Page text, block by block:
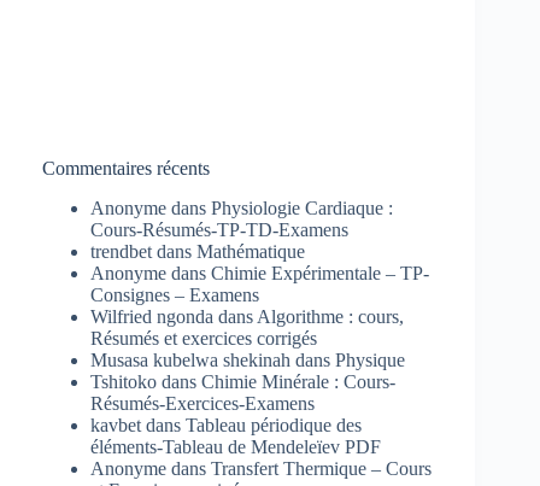
Commentaires récents
Anonyme dans Physiologie Cardiaque :
Cours-Résumés-TP-TD-Examens
trendbet dans Mathématique
Anonyme dans Chimie Expérimentale – TP-
Consignes – Examens
Wilfried ngonda dans Algorithme : cours,
Résumés et exercices corrigés
Musasa kubelwa shekinah dans Physique
Tshitoko dans Chimie Minérale : Cours-
Résumés-Exercices-Examens
kavbet dans Tableau périodique des
éléments-Tableau de Mendeleïev PDF
Anonyme dans Transfert Thermique – Cours